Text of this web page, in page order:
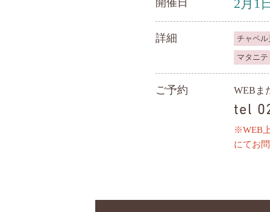
2月1
詳細 チャペル
マタニ
ご予約 WEBま
tel
※WEB
にてお